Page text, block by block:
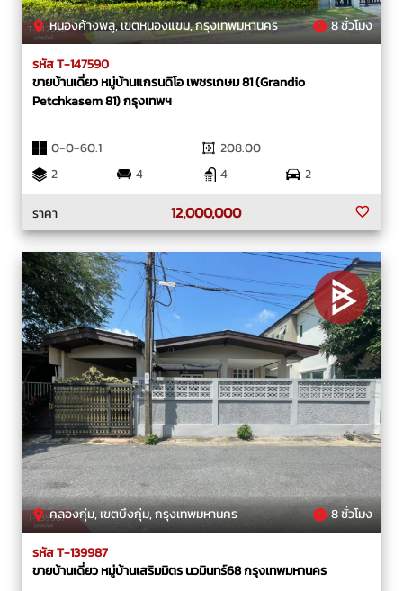
หนองค้างพลู, เขตหนองแขม, กรุงเทพมหานคร 8 ชั่วโมง
รหัส T-147590
ขายบ้านเดี่ยว หมู่บ้านแกรนดิโอ เพชรเกษม 81 (Grandio
Petchkasem 81) กรุงเทพฯ
0-0-60.1
208.00
2
4 4
2
ราคา
12,000,000
คลองกุ่ม, เขตบึงกุ่ม, กรุงเทพมหานคร 8 ชั่วโมง
รหัส T-139987
ขายบ้านเดี่ยว หมู่บ้านเสริมมิตร นวมินทร์68 กรุงเทพมหานคร